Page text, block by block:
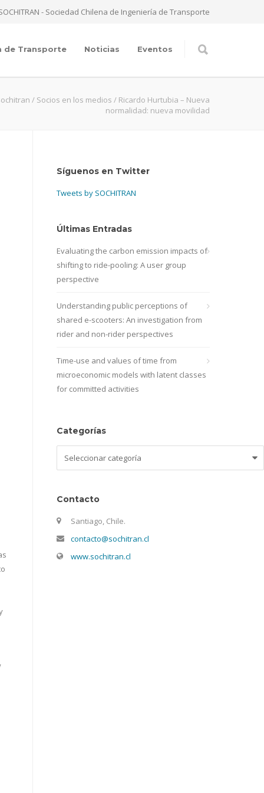
- Sociedad Chilena de Ingeniería de Transporte
de Transporte Noticias Eventos
/ Socios en los medios / Ricardo Hurtubia – Nueva
normalidad: nueva movilidad
Síguenos en Twitter
Tweets by SOCHITRAN
Últimas Entradas
Evaluating the carbon emission impacts of
shifting to ride-pooling: A user group
perspective
Understanding public perceptions of
shared e-scooters: An investigation from
rider and non-rider perspectives
Time-use and values of time from
microeconomic models with latent classes
for committed activities
Categorías
Contacto
Santiago, Chile.
contacto@sochitran.cl
www.sochitran.cl